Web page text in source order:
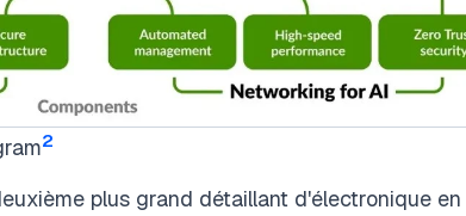
2
plus grand détaillant d'électronique en